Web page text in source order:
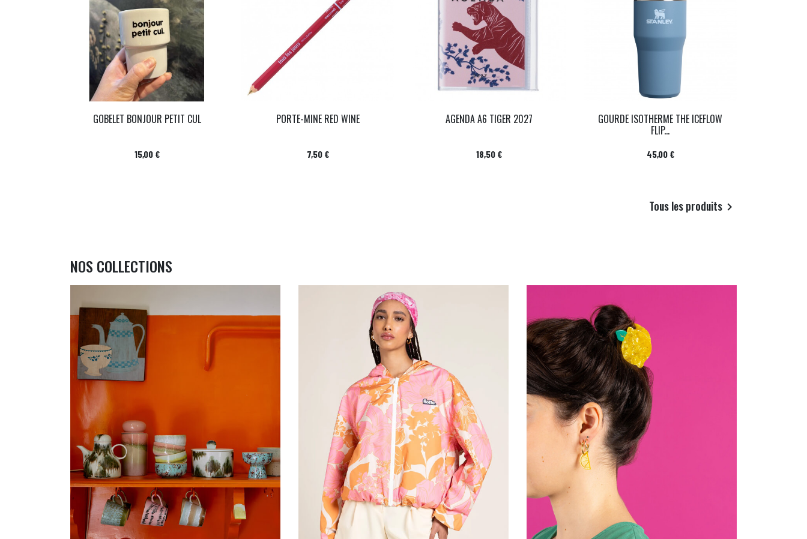
GOBELET BONJOUR PETIT CUL
Prix
15,00 €
PORTE-MINE RED WINE
Prix
7,50 €
AGENDA A6 TIGER 2027
Prix
18,50 €
GOURDE ISOTHERME THE ICEFLOW
FLIP...
Prix
45,00 €
Tous les produits 
NOS COLLECTIONS